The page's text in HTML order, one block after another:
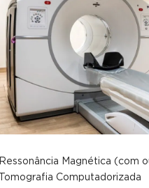
Ressonância Magnética (com
Tomografia Computadorizada